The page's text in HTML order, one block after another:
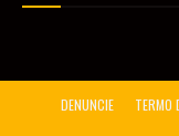
DENUNCIE TERMO